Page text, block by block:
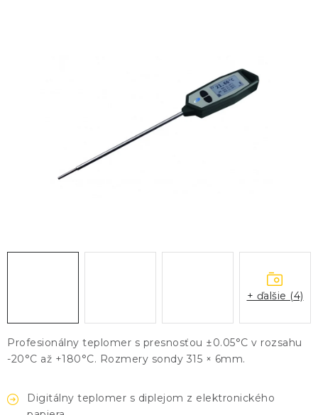
Profesionálny teplomer s presnosťou ±0.05°C v rozsahu
-20°C až +180°C. Rozmery sondy 315 × 6mm.
Digitálny teplomer s diplejom z elektronického
+ ďalšie (4)